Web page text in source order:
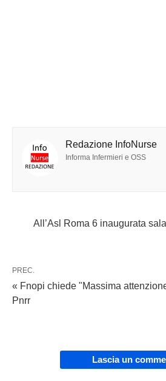
Redazione InfoNurse
Informa Infermieri e OSS
All’Asl Roma 6 inaugurata
PREC.
« Fnopi chiede "Massima
Pnrr
Lascia un